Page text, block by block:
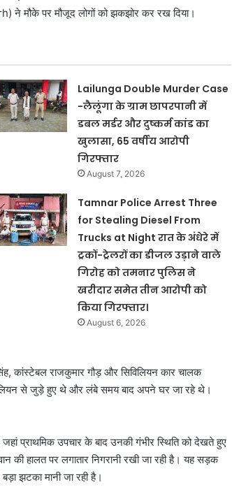
ने मौके पर मौजूद लोगों को झकझोर कर रख दिया।
Lailunga Double Murder Case
-लैलूंगा के ग्राम छापरपानी में
डबल मर्डर और दुष्कर्म कांड का
खुलासा, 65 वर्षीय आरोपी
गिरफ्तार
August 7, 2026
Tamnar Police Arrest Three
for Stealing Diesel From
Trucks at Night रात के अंधेरे में
ट्रकों-ट्रेलरों का डीजल उड़ाने वाले
गिरोह को तमनार पुलिस ने
खरीदार समेत तीन आरोपी को
किया गिरफ्तार।
August 6, 2026
कांस्टेबल राजकुमार गौड़ और सिविलियन कार चालक
से जुड़े हुए थे और लंबे समय बाद अपने घर जा रहे थे।
प्राथमिक उपचार के बाद उनकी गंभीर स्थिति को देखते हुए
की हालत पर लगातार निगरानी रखी जा रही है। यह सड़क
झटका मानी जा रही है।